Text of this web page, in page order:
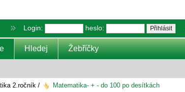
Login: heslo:
Hledej Žebříčky
2.ročník / Matematika- + - do 100 po desítkách